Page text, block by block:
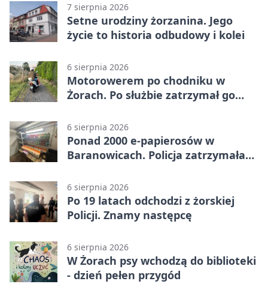
7 sierpnia 2026
Setne urodziny żorzanina. Jego
życie to historia odbudowy i kolei
6 sierpnia 2026
Motorowerem po chodniku w
Żorach. Po służbie zatrzymał go
6 sierpnia 2026
Ponad 2000 e-papierosów w
Baranowicach. Policja zatrzymała
6 sierpnia 2026
Po 19 latach odchodzi z żorskiej
Policji. Znamy następcę
6 sierpnia 2026
W Żorach psy wchodzą do biblioteki
- dzień pełen przygód